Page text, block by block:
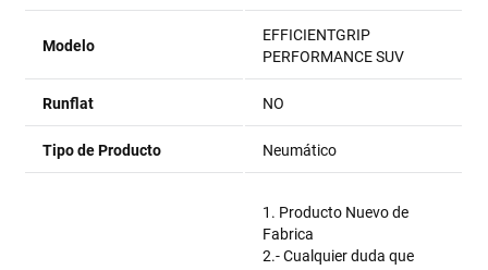
Modelo
EFFICIENTGRIP
PERFORMANCE SUV
Runflat NO
Tipo de Producto Neumático
1. Producto Nuevo de
Fabrica
2.- Cualquier duda que